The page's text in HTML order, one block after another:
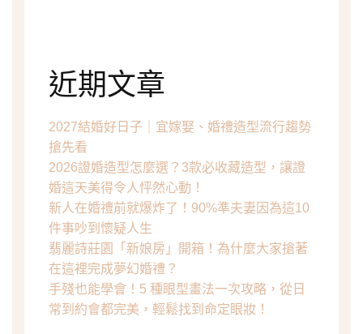
近期文章
2027結婚好日子｜宜嫁娶、婚禮造型流行趨勢
搶先看
2026證婚造型怎麼選？3款必收藏造型，讓證
婚這天美得令人怦然心動！
新人在婚禮前就爆炸了！90%準夫妻因為這10
件事吵到懷疑人生
翡麗詩莊園「新娘房」開箱！為什麼大家搶著
在這裡完成夢幻婚禮？
手殘也能學會！5 種眼型畫法一次攻略，從日
常到約會都完美，輕鬆找到命定眼妝！